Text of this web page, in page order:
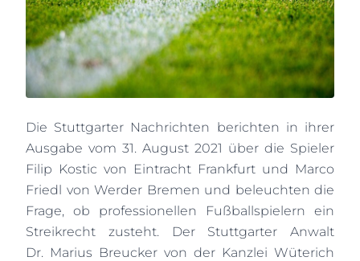
Die Stuttgarter Nachrichten berichten in ihrer
Ausgabe vom 31. August 2021 über die Spieler
Filip Kostic von Eintracht Frankfurt und Marco
Friedl von Werder Bremen und beleuchten die
Frage, ob professionellen Fußballspielern ein
Streikrecht zusteht. Der Stuttgarter Anwalt
Dr. Marius Breucker von der Kanzlei Wüterich